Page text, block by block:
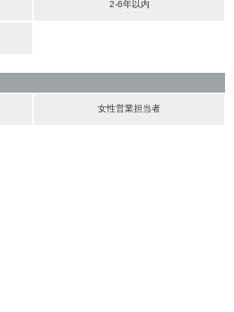
2-6年以内
女性営業担当者